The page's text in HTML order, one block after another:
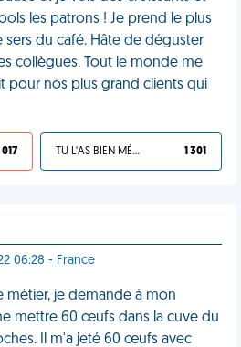
les patrons ! Je prend le plus
sers du café. Hâte de déguster
collègues. Tout le monde me
pour nos plus grand clients qui
017 TU L'AS BIEN MÉRITÉ 1 301
06:28 - France
métier, je demande à mon
mettre 60 œufs dans la cuve du
Il m'a jeté 60 œufs avec